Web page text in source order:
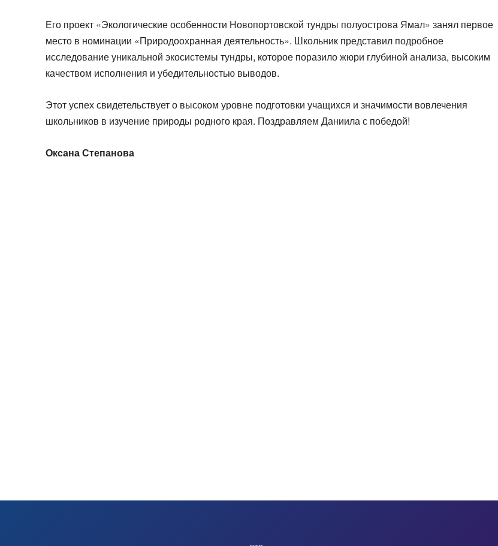
Его проект «Экологические особенности Новопортовской тундры полуострова Ямал» занял первое
место в номинации «Природоохранная деятельность». Школьник представил подробное
исследование уникальной экосистемы тундры, которое поразило жюри глубиной анализа, высоким
качеством исполнения и убедительностью выводов.
Этот успех свидетельствует о высоком уровне подготовки учащихся и значимости вовлечения
школьников в изучение природы родного края. Поздравляем Даниила с победой!
Оксана Степанова